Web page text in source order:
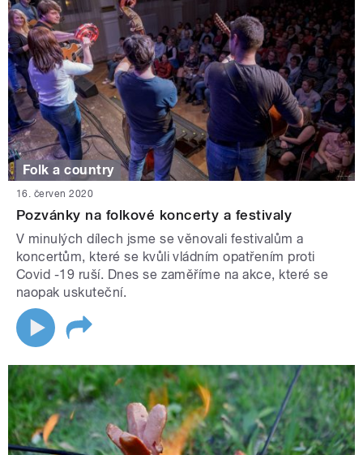
Folk a country
16. červen 2020
Pozvánky na folkové koncerty a festivaly
V minulých dílech jsme se věnovali festivalům a
koncertům, které se kvůli vládním opatřením proti
Covid -19 ruší. Dnes se zaměříme na akce, které se
naopak uskuteční.